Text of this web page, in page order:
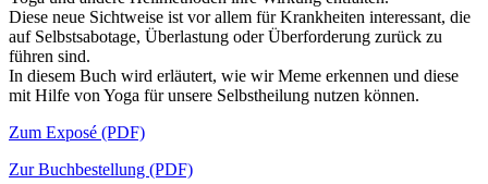
Diese neue Sichtweise ist vor allem für Krankheiten interessant, die
auf Selbstsabotage, Überlastung oder Überforderung zurück zu
führen sind.
In diesem Buch wird erläutert, wie wir Meme erkennen und diese
mit Hilfe von Yoga für unsere Selbstheilung nutzen können.
Zum Exposé (PDF)
Zur Buchbestellung (PDF)